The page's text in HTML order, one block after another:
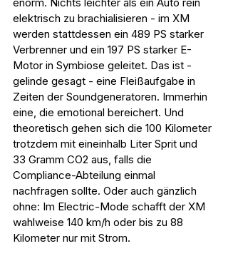
elektrisch zu brachialisieren - im XM
werden stattdessen ein 489 PS starker
Verbrenner und ein 197 PS starker E-
Motor in Symbiose geleitet. Das ist -
gelinde gesagt - eine Fleißaufgabe in
Zeiten der Soundgeneratoren. Immerhin
eine, die emotional bereichert. Und
theoretisch gehen sich die 100 Kilometer
trotzdem mit eineinhalb Liter Sprit und
33 Gramm CO2 aus, falls die
Compliance-Abteilung einmal
nachfragen sollte. Oder auch gänzlich
ohne: Im Electric-Mode schafft der XM
wahlweise 140 km/h oder bis zu 88
Kilometer nur mit Strom.